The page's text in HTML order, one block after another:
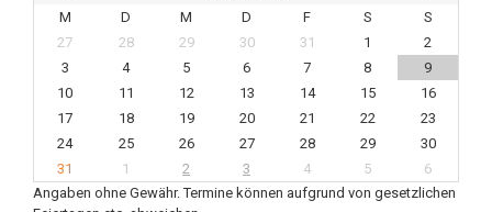
M
D M D F S
S
27
28 29 30 31 1
2
3
4 5 6 7 8
9
10
11 12 13 14 15
16
17
18 19 20 21 22
23
24
25 26 27 28 29
30
31
1 2 3 4 5
6
Angaben ohne Gewähr. Termine können aufgrund von gesetzlichen